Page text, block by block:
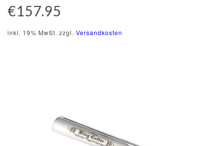
€157.95
inkl. 19% MwSt. zzgl. Versandkosten